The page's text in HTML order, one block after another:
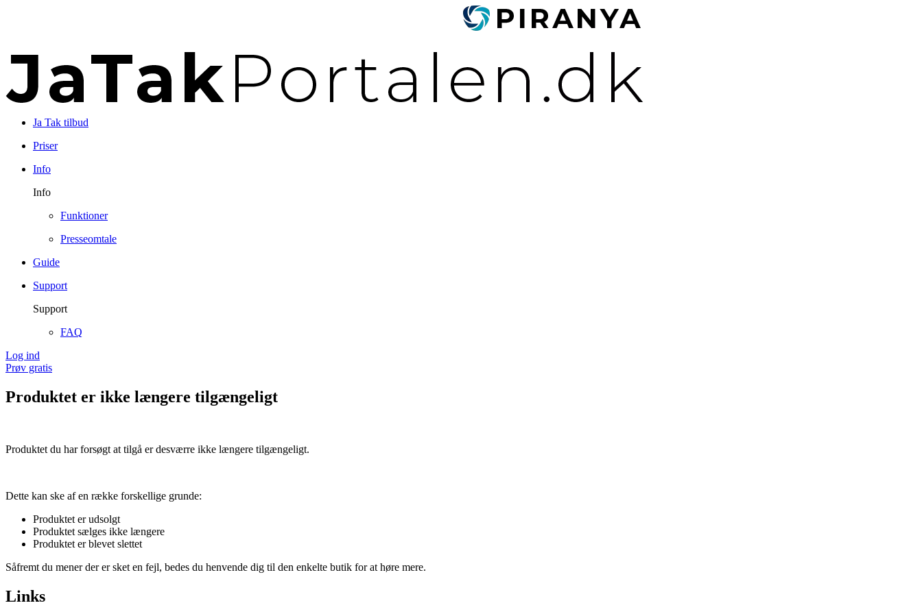
Ja Tak tilbud
Priser
Info
Info
Funktioner
Presseomtale
Guide
Support
Support
FAQ
Log ind
Prøv gratis
Produktet er ikke længere tilgængeligt
Produktet du har forsøgt at tilgå er desværre ikke længere tilgængeligt.
Dette kan ske af en række forskellige grunde:
Produktet er udsolgt
Produktet sælges ikke længere
Produktet er blevet slettet
Såfremt du mener der er sket en fejl, bedes du henvende dig til den enkelte butik for at høre mere.
Links